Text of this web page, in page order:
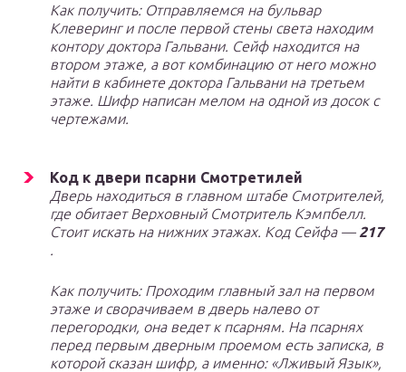
Как получить: Отправляемся на бульвар
Клеверинг и после первой стены света находим
контору доктора Гальвани. Сейф находится на
втором этаже, а вот комбинацию от него можно
найти в кабинете доктора Гальвани на третьем
этаже. Шифр написан мелом на одной из досок с
чертежами.
Код к двери псарни Смотретилей
Дверь находиться в главном штабе Смотрителей,
где обитает Верховный Смотритель Кэмпбелл.
Стоит искать на нижних этажах. Код Сейфа — 217
.
Как получить: Проходим главный зал на первом
этаже и сворачиваем в дверь налево от
перегородки, она ведет к псарням. На псарнях
перед первым дверным проемом есть записка, в
которой сказан шифр, а именно: «Лживый Язык»,